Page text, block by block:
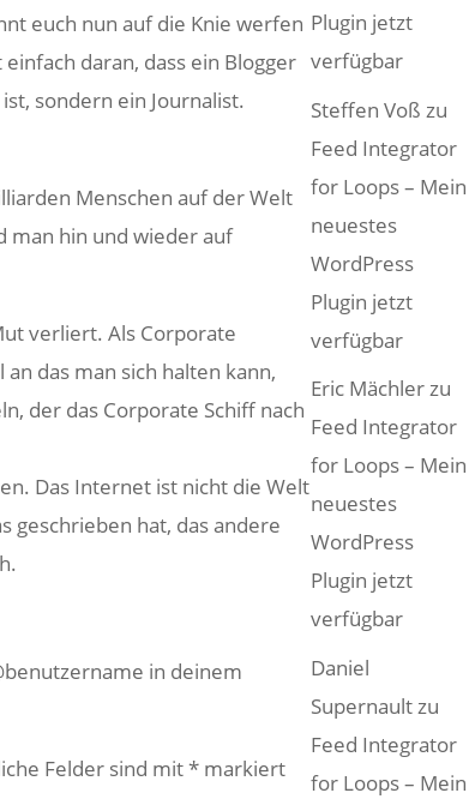
euch nun auf die Knie werfen
daran, dass ein Blogger
sondern ein Journalist.
Menschen auf der Welt
man hin und wieder auf
verliert. Als Corporate
das man sich halten kann,
der das Corporate Schiff nach
Das Internet ist nicht die Welt
geschrieben hat, das andere
in deinem
Felder sind mit*markiert
Plugin jetzt
verfügbar
Steffen Voß zu
Feed Integrator
for Loops – Mein
neuestes
WordPress
Plugin jetzt
verfügbar
Eric Mächlerzu
Feed Integrator
for Loops – Mein
neuestes
WordPress
Plugin jetzt
verfügbar
Daniel
Supernaultzu
Feed Integrator
for Loops – Mein